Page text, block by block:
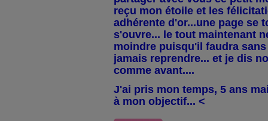
reçu mon étoile et les
adhérente d'or...une page se
s'ouvre... le tout maintenant
moindre puisqu'il faudra
jamais reprendre... et je dis
comme avant....
J'ai pris mon temps, 5 ans
à mon objectif... <